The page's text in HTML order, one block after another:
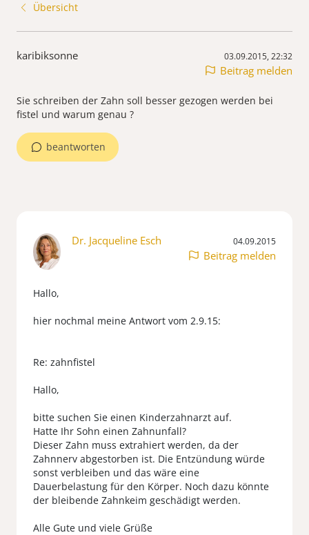
Übersicht
karibiksonne 03.09.2015, 22:32
Beitrag melden
Sie schreiben der Zahn soll besser gezogen werden bei
fistel und warum genau ?
beantworten
Dr. Jacqueline Esch 04.09.2015
Beitrag melden
Hallo,
hier nochmal meine Antwort vom 2.9.15:
Re: zahnfistel
Hallo,
bitte suchen Sie einen Kinderzahnarzt auf.
Hatte Ihr Sohn einen Zahnunfall?
Dieser Zahn muss extrahiert werden, da der
Zahnnerv abgestorben ist. Die Entzündung würde
sonst verbleiben und das wäre eine
Dauerbelastung für den Körper. Noch dazu könnte
der bleibende Zahnkeim geschädigt werden.
Alle Gute und viele Grüße